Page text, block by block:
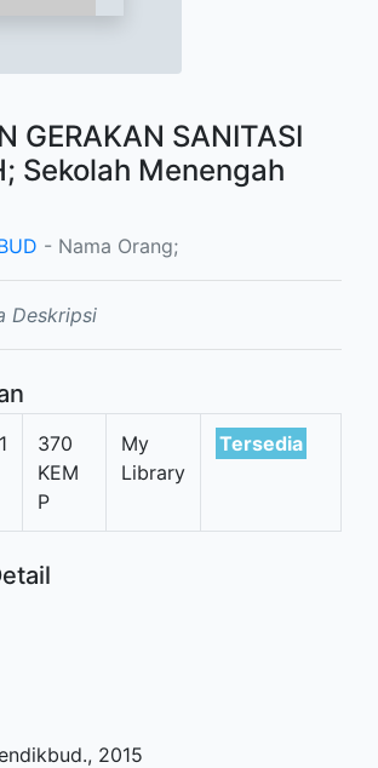
GERAKAN SANITASI
Sekolah Menengah
- Nama Orang;
Deskripsi
370
KEM
P
My
Library
Tersedia
., 2015